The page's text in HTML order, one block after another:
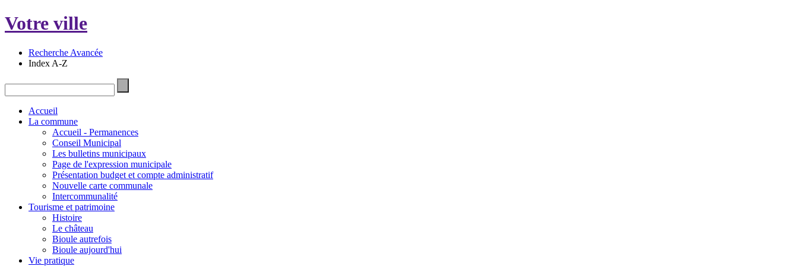
Votre ville
Recherche Avancée
Index A-Z
Accueil
La commune
Accueil - Permanences
Conseil Municipal
Les bulletins municipaux
Page de l'expression municipale
Présentation budget et compte administratif
Nouvelle carte communale
Intercommunalité
Tourisme et patrimoine
Histoire
Le château
Bioule autrefois
Bioule aujourd'hui
Vie pratique